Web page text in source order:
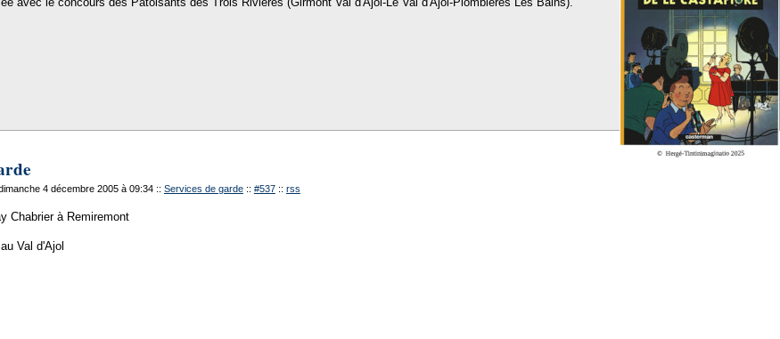
4 décembre 2005 à 09:34 :: Services de garde :: #537 :: rss
Chabrier à Remiremont
Val d'Ajol